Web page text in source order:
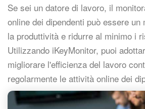
Se sei un datore di lavoro, il
online dei dipendenti può essere un
la produttività e ridurre al minimo i
Utilizzando iKeyMonitor, puoi
migliorare l'efficienza del lavoro
regolarmente le attività online dei